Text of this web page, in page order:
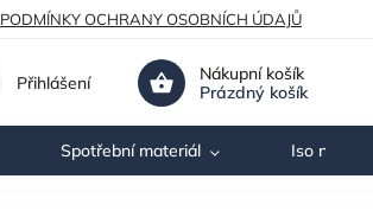
PODMÍNKY OCHRANY OSOBNÍCH ÚDAJŮ
Nákupní košík
Prázdný košík
Přihlášení
Spotřební materiál Iso